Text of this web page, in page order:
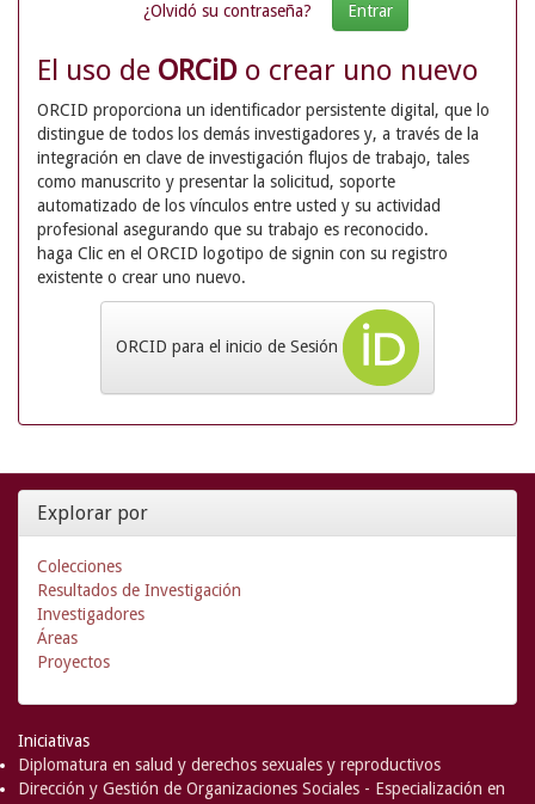
¿Olvidó su contraseña?
El uso de ORCiD o crear uno nuevo
ORCID proporciona un identificador persistente digital, que lo
distingue de todos los demás investigadores y, a través de la
integración en clave de investigación flujos de trabajo, tales
como manuscrito y presentar la solicitud, soporte
automatizado de los vínculos entre usted y su actividad
profesional asegurando que su trabajo es reconocido.
haga Clic en el ORCID logotipo de signin con su registro
existente o crear uno nuevo.
ORCID para el inicio de Sesión
Explorar por
Colecciones
Resultados de Investigación
Investigadores
Áreas
Proyectos
Iniciativas
Diplomatura en salud y derechos sexuales y reproductivos
Dirección y Gestión de Organizaciones Sociales - Especialización en